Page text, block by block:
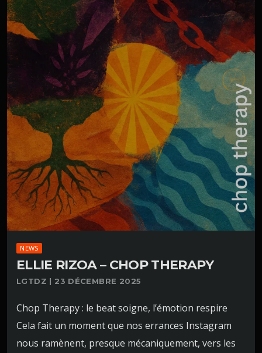
NEWS
ELLIE RIZOA – CHOP THERAPY
LGTDZ | 23 DÉCEMBRE 2025
Chop Therapy : le beat soigne, l’émotion respire
Cela fait un moment que nos errances Instagram
nous ramènent, presque mécaniquement, vers les